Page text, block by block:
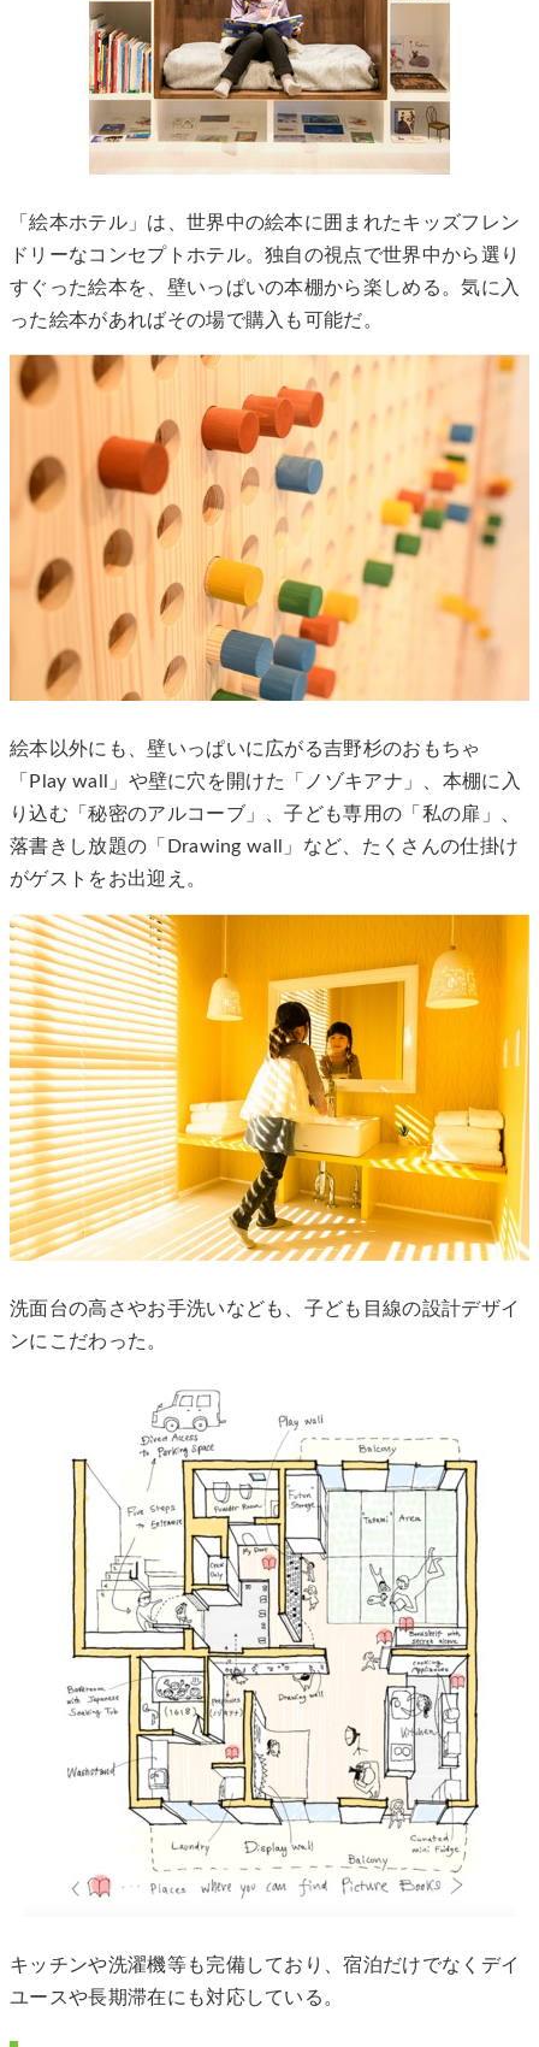
「絵本ホテル」は、世界中の絵本に囲まれたキッズフレン
ドリーなコンセプトホテル。独自の視点で世界中から選り
すぐった絵本を、壁いっぱいの本棚から楽しめる。気に入
った絵本があればその場で購入も可能だ。
絵本以外にも、壁いっぱいに広がる吉野杉のおもちゃ
「Play wall」や壁に穴を開けた「ノゾキアナ」、本棚に入
り込む「秘密のアルコーブ」、子ども専用の「私の扉」、
落書きし放題の「Drawing wall」など、たくさんの仕掛け
がゲストをお出迎え。
洗面台の高さやお手洗いなども、子ども目線の設計デザイ
ンにこだわった。
キッチンや洗濯機等も完備しており、宿泊だけでなくデイ
ユースや長期滞在にも対応している。